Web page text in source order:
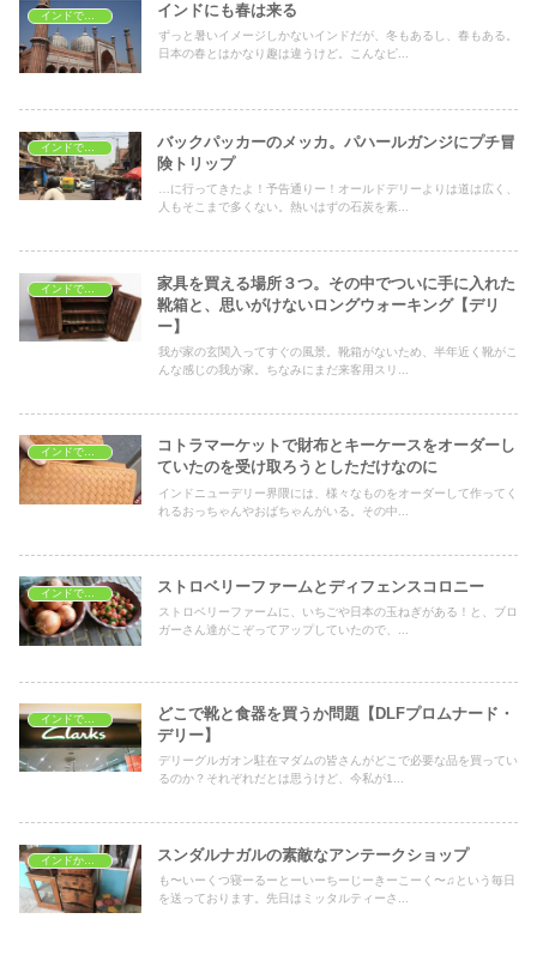
インドでショッピング インドにも春は来る
ずっと暑いイメージしかないインドだが、冬もあるし、春もある。
日本の春とはかなり趣は違うけど。こんなピ...
バックパッカーのメッカ。パハールガンジにプチ冒
険トリップ
…に行ってきたよ！予告通りー！オールドデリーよりは道は広く、
人もそこまで多くない。熱いはずの石炭を素...
家具を買える場所３つ。その中でついに手に入れた
靴箱と、思いがけないロングウォーキング【デリ
ー】
我が家の玄関入ってすぐの風景。靴箱がないため、半年近く靴がこ
んな感じの我が家。ちなみにまだ来客用スリ...
コトラマーケットで財布とキーケースをオーダーし
ていたのを受け取ろうとしただけなのに
インドニューデリー界隈には、様々なものをオーダーして作ってく
れるおっちゃんやおばちゃんがいる。その中...
ストロベリーファームとディフェンスコロニー
ストロベリーファームに、いちごや日本の玉ねぎがある！と、ブロ
ガーさん達がこぞってアップしていたので、...
インドでショッピング
どこで靴と食器を買うか問題【DLFプロムナード・
デリー】
デリーグルガオン駐在マダムの皆さんがどこで必要な品を買ってい
るのか？それぞれだとは思うけど、今私が1...
インドから一時帰国 スンダルナガルの素敵なアンテークショップ
も〜いーくつ寝ーるーとーいーちーじーきーこーく〜♫という毎日
を送っております。先日はミッタルティーさ...